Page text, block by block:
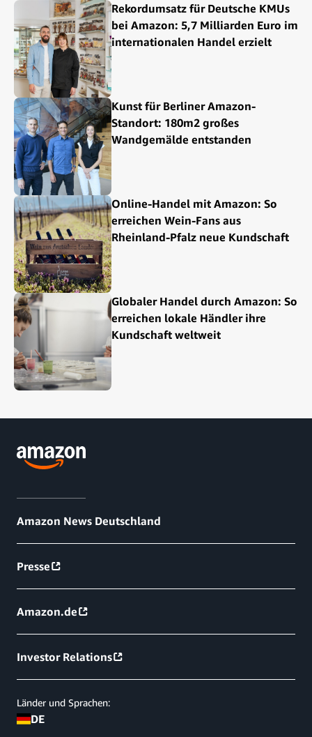
Rekordumsatz für Deutsche KMUs
bei Amazon: 5,7 Milliarden Euro im
internationalen Handel erzielt
Kunst für Berliner Amazon-
Standort: 180m2 großes
Wandgemälde entstanden
Online-Handel mit Amazon: So
erreichen Wein-Fans aus
Rheinland-Pfalz neue Kundschaft
Globaler Handel durch Amazon: So
erreichen lokale Händler ihre
Kundschaft weltweit
Amazon News Deutschland
Presse
Amazon.de
Investor Relations
Länder und Sprachen:
DE